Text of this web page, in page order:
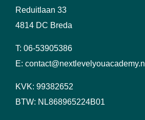
Reduitlaan 33
4814 DC Breda
T: 06-53905386
E: contact@nextlevelyouacademy.nl
KVK: 99382652
BTW: NL868965224B01